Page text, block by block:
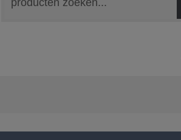
naar: